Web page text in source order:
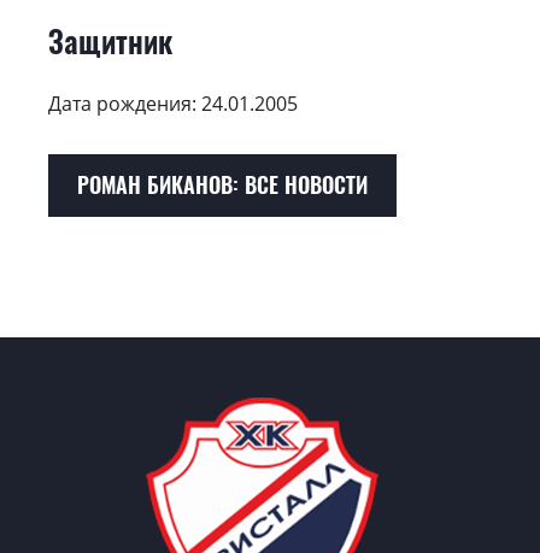
Защитник
Дата рождения: 24.01.2005
РОМАН БИКАНОВ: ВСЕ НОВОСТИ